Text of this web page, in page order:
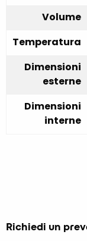
Volume
Temperatura
Dimensioni
esterne
Dimensioni
interne
Richiedi un